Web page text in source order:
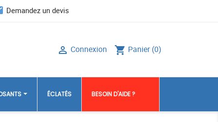
Demandez un devis
shopping_cart Panier (0)
 Connexion
ÉCLATÉS BESOIN D'AIDE ?